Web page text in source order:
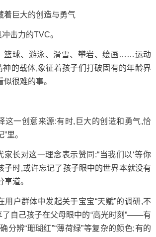
巨大的创造与勇气
击力的TVC。
球、游泳、滑雪、攀岩、绘画……运动
神的载体,象征着孩子们打破固有的年龄界
很难的事。
一创意来源:有时,巨大的创造和勇气,恰
里。
对这一理念表示赞同:“当我们以‘等你
子时,或许忘记了孩子眼中的世界本就没有
享道。
户群体中发起关于宝宝“天赋”的调研,不
了自己孩子在父母眼中的“高光时刻”——有
分辨“珊瑚红”“薄荷绿”等复杂的颜色;有的